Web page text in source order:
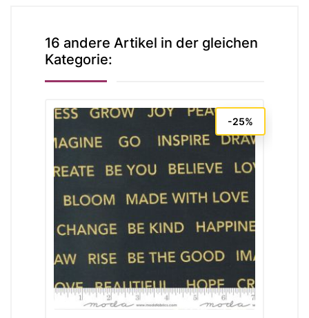
16 andere Artikel in der gleichen
Kategorie:
-25%